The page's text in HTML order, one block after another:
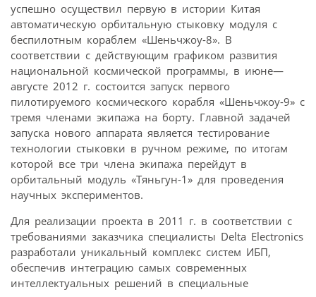
успешно осуществил первую в истории Китая
автоматическую орбитальную стыковку модуля с
беспилотным кораблем «Шеньчжоу-8». В
соответствии с действующим графиком развития
национальной космической программы, в июне—
августе 2012 г. состоится запуск первого
пилотируемого космического корабля «Шеньчжоу-9» с
тремя членами экипажа на борту. Главной задачей
запуска нового аппарата является тестирование
технологии стыковки в ручном режиме, по итогам
которой все три члена экипажа перейдут в
орбитальный модуль «Тяньгун-1» для проведения
научных экспериментов.
Для реализации проекта в 2011 г. в соответствии с
требованиями заказчика специалисты Delta Electronics
разработали уникальный комплекс систем ИБП,
обеспечив интеграцию самых современных
интеллектуальных решений в специальные